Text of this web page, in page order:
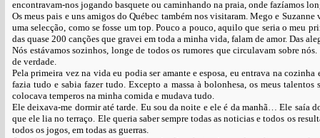
encontravam-nos jogando basquete ou caminhando na praia, onde fazíamos
Os meus pais e uns amigos do Québec também nos visitaram. Mego e
uma selecção, como se fosse um top. Pouco a pouco, aquilo que seria o meu
das quase 200 canções que gravei em toda a minha vida, falam de amor. Das
Nós estávamos sozinhos, longe de todos os rumores que circulavam sobre
de verdade.
Pela primeira vez na vida eu podia ser amante e esposa, eu entrava na
fazia tudo e sabia fazer tudo. Excepto a massa à bolonhesa, os meus
colocava temperos na minha comida e mudava tudo.
Ele deixava-me dormir até tarde. Eu sou da noite e ele é da manhã… Ele saía
que ele lia no terraço. Ele queria saber sempre todas as noticias e todos os
todos os jogos, em todas as guerras.